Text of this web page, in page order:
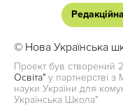
© Нова Українська
Проект був створений
Освіта" у партнерстві з
науки України для
Українська Школа"